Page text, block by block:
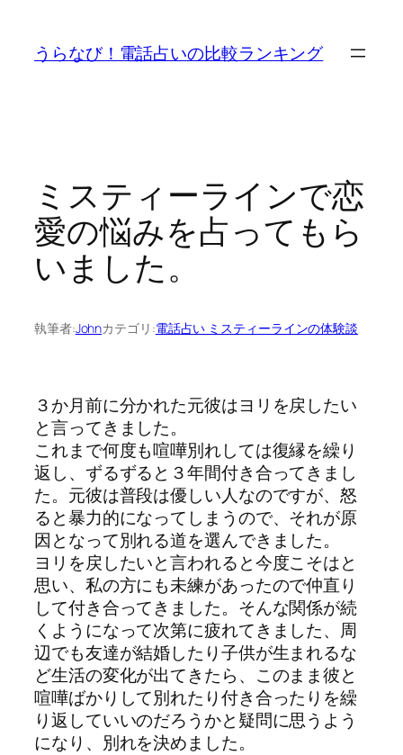
うらなび！電話占いの比較ランキング
ミスティーラインで恋
愛の悩みを占ってもら
いました。
執筆者:Johnカテゴリ:電話占い ミスティーラインの体験談
３か月前に分かれた元彼はヨリを戻したい
と言ってきました。
これまで何度も喧嘩別れしては復縁を繰り
返し、ずるずると３年間付き合ってきまし
た。元彼は普段は優しい人なのですが、怒
ると暴力的になってしまうので、それが原
因となって別れる道を選んできました。
ヨリを戻したいと言われると今度こそはと
思い、私の方にも未練があったので仲直り
して付き合ってきました。そんな関係が続
くようになって次第に疲れてきました、周
辺でも友達が結婚したり子供が生まれるな
ど生活の変化が出てきたら、このまま彼と
喧嘩ばかりして別れたり付き合ったりを繰
り返していいのだろうかと疑問に思うよう
になり、別れを決めました。